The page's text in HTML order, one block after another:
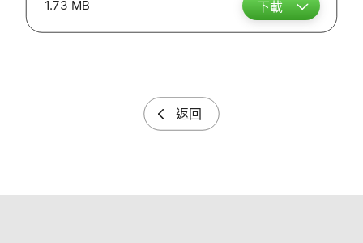
1.73 MB 下載
返回